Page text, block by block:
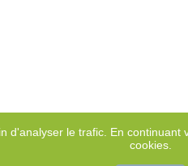
d'analyser le trafic. En
cookies.